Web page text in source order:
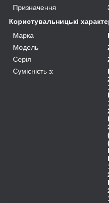
Призначення
Користувальницькі
Марка
Модель
Серія
Сумісність з: